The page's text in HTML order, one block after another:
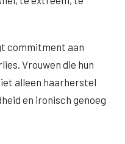
commitment aan
Vrouwen die hun
alleen haarherstel
en ironisch genoeg